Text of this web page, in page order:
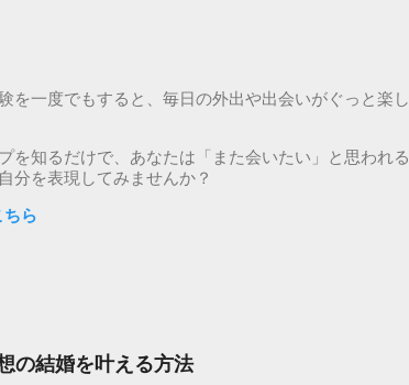
を一度でもすると、毎日の外出や出会いがぐっと楽し
を知るだけで、あなたは「また会いたい」と思われる
分を表現してみませんか？
ら
の結婚を叶える方法